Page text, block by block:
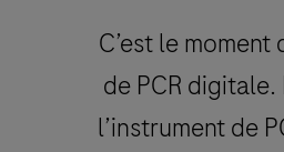
C’est le
de PCR
l’instrument de